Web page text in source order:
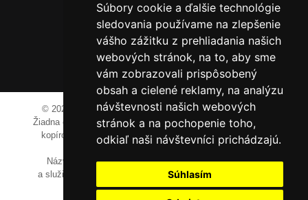
Súbory cookie a ďalšie technológie
sledovania používame na zlepšenie
vášho zážitku z prehliadania našich
webových stránok, na to, aby sme
vám zobrazovali prispôsobený
obsah a cielené reklamy, na analýzu
návštevnosti našich webových
stránok a na pochopenie toho,
odkiaľ naši návštevníci prichádzajú.
Súhlasím
DIČ: 2121076738
0911 955 646
© 2023-2024 JM Media, s.r.o. Všetky práva vyhradené.
Žiadna časť tohto portálu ak nie je uvedené inak, nesmie byť
kopírovaná, alebo prezentovaná bez výslovného súhlasu
Názvy spoločností, firiem a prezentovaných výrobkov
a služieb môžu byť registrovanými obchodnými známkami
ich vlastníkov.